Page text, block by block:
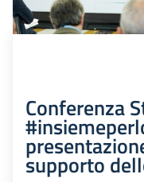
Conferenza
supporto